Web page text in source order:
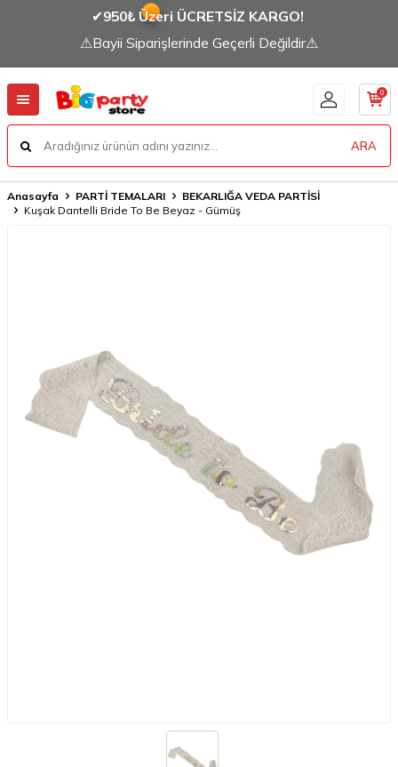
✔950₺ Üzeri ÜCRETSİZ KARGO!
⚠Bayii Siparişlerinde Geçerli Değildir⚠
ARA
0
Anasayfa PARTİ TEMALARI
BEKARLIĞA VEDA PARTİSİ
Kuşak Dantelli Bride To Be Beyaz - Gümüş